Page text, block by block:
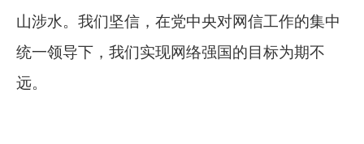
山涉水。我们坚信，在党中央对网信工作的集中
统一领导下，我们实现网络强国的目标为期不
远。